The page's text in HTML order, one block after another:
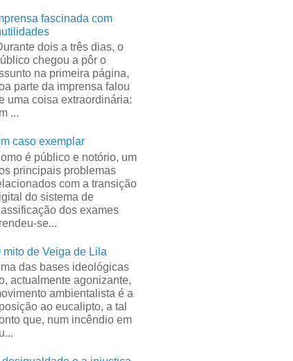
fascinada com
dois a três dias, o
chegou a pôr o
na primeira página,
parte da imprensa falou
uma coisa extraordinária:
...
caso exemplar
é público e notório, um
principais problemas
com a transição
do sistema de
dos exames
se...
mito de Veiga de Lila
das bases ideológicas
actualmente agonizante,
ambientalista é a
ao eucalipto, a tal
que, num incêndio em